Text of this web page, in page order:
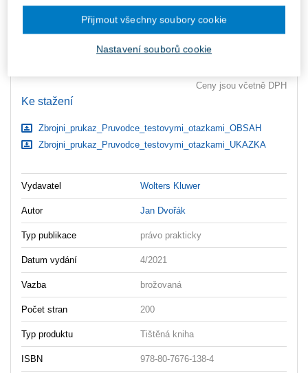
Upozorňujeme, že v období od 1.8. do 21.8. z technických
důvodů nemůžeme vystavovat daňové doklady. Budou vám
zaslány dodatečně e-mailem.
ks Vložit do košíku
Ceny jsou včetně DPH
Ke stažení
Zbrojni_prukaz_Pruvodce_testovymi_otazkami_OBSAH
Zbrojni_prukaz_Pruvodce_testovymi_otazkami_UKAZKA
Vydavatel Wolters Kluwer
Autor Jan Dvořák
Typ publikace právo prakticky
Datum vydání 4/2021
Vazba brožovaná
Počet stran 200
Typ produktu Tištěná kniha
ISBN 978-80-7676-138-4
Nastavení souborů cookie
Přijmout všechny soubory cookie